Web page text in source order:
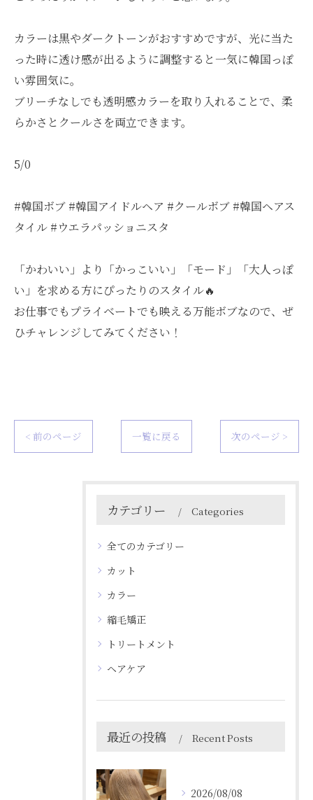
カラーは黒やダークトーンがおすすめですが、光に当た
った時に透け感が出るように調整すると一気に韓国っぽ
い雰囲気に。
ブリーチなしでも透明感カラーを取り入れることで、柔
らかさとクールさを両立できます。
5/0
#韓国ボブ #韓国アイドルヘア #クールボブ #韓国ヘアス
タイル #ウエラパッショニスタ
「かわいい」より「かっこいい」「モード」「大人っぽ
い」を求める方にぴったりのスタイル🔥
お仕事でもプライベートでも映える万能ボブなので、ぜ
ひチャレンジしてみてください！
< 前のページ 一覧に戻る 次のページ >
カテゴリー Categories
全てのカテゴリー
カット
カラー
縮毛矯正
トリートメント
ヘアケア
最近の投稿 Recent Posts
2026/08/08